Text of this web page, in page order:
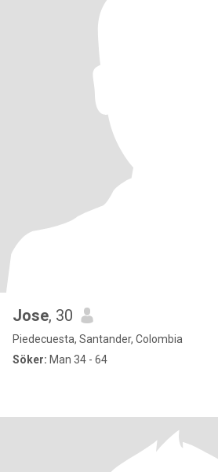
Jose, 30
Piedecuesta, Santander, Colombia
Söker: Man 34 - 64